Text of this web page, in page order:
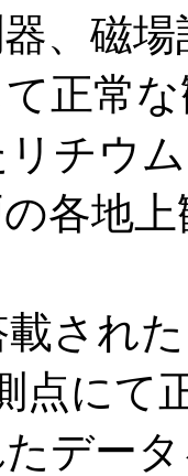
、磁
正常
チウ
各地
され
点にて
デー